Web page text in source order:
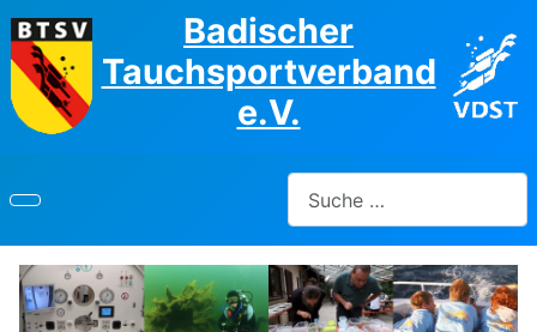
Badischer
Tauchsportverband
e.V.